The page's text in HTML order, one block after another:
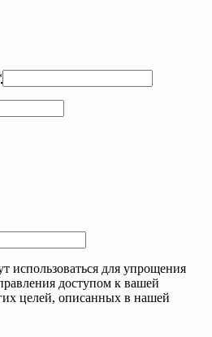
использоваться для упрощения
доступом к вашей
целей, описанных в нашей